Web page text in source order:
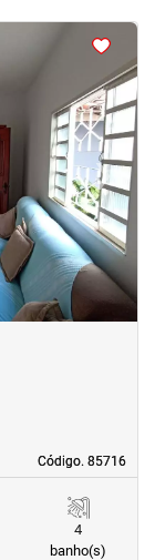
›Next
Código. 85716
Código. 85716
4
banho(s)